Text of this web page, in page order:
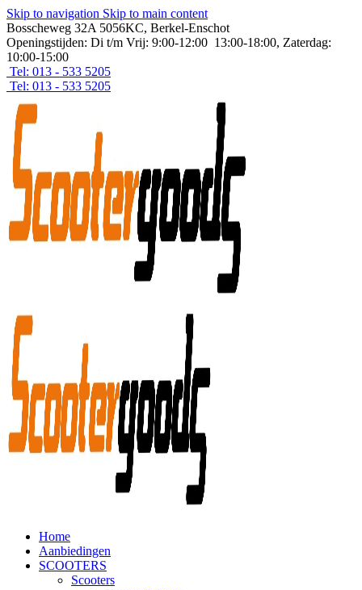
Skip to navigation Skip to main content
Bosscheweg 32A 5056KC, Berkel-Enschot
Openingstijden: Di t/m Vrij: 9:00-12:00 13:00-18:00, Zaterdag:
10:00-15:00
Tel: 013 - 533 5205
Tel: 013 - 533 5205
Home
Aanbiedingen
SCOOTERS
Scooters